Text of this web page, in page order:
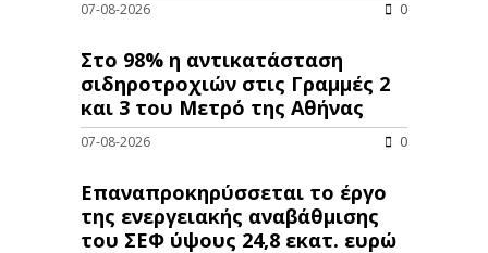
07-08-2026 0
Στο 98% η αντικατάσταση
σιδηροτροχιών στις Γραμμές 2
και 3 του Μετρό της Αθήνας
07-08-2026 0
Επαναπροκηρύσσεται το έργο
της ενεργειακής αναβάθμισης
του ΣΕΦ ύψους 24,8 εκατ. ευρώ